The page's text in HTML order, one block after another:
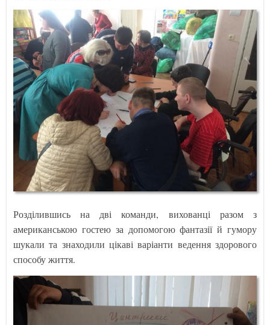
Розділившись на дві команди, вихованці разом з
американською гостею за допомогою фантазії й гумору
шукали та знаходили цікаві варіанти ведення здорового
способу життя.